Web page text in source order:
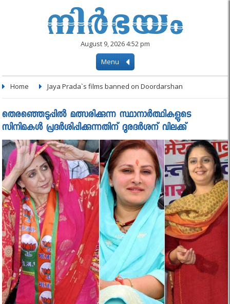
August 9, 2026 4:52 pm
Menu
Home Jaya Prada`s films banned on Doordarshan
തെരഞ്ഞെടുപ്പില്‍ മത്സരിക്കുന്ന സ്ഥാനാര്‍ത്ഥികളുടെ
സിനിമകള്‍ പ്രദര്‍ശിപ്പിക്കുന്നതിന് ദൂരദര്‍ശന് വിലക്ക്